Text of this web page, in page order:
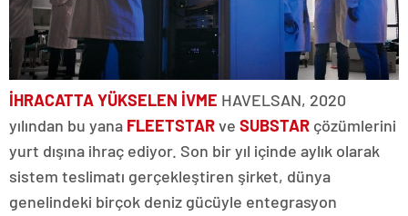
İHRACATTA YÜKSELEN İVME HAVELSAN, 2020
yılından bu yana FLEETSTARve SUBSTAR çözümlerini
yurt dışına ihraç ediyor. Son bir yıl içinde aylık olarak
sistem teslimatı gerçekleştiren şirket, dünya
genelindeki birçok deniz gücüyle entegrasyon